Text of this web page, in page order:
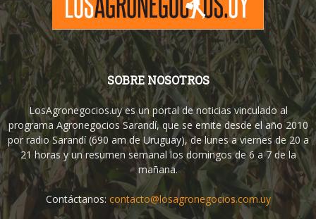
SOBRE NOSOTROS
LosAgronegocios.uy es un portal de noticias vinculado al
programa Agronegocios Sarandí, que se emite desde el año 2010
por radio Sarandí (690 am de Uruguay), de lunes a viernes de 20 a
21 horas y un resumen semanal los domingos de 6 a 7 de la
mañana.
Contáctanos: contacto@losagronegocios.com.uy